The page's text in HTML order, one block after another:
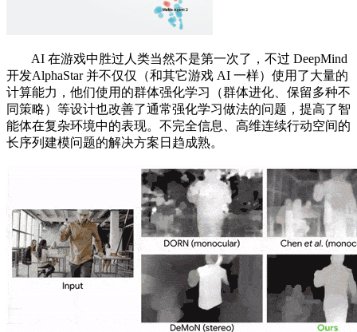
AI 在游戏中胜过人类当然不是第一次了，不过 DeepMind
开发AlphaStar 并不仅仅（和其它游戏 AI 一样）使用了大量的
计算能力，他们使用的群体强化学习（群体进化、保留多种不
同策略）等设计也改善了通常强化学习做法的问题，提高了智
能体在复杂环境中的表现。不完全信息、高维连续行动空间的
长序列建模问题的解决方案日趋成熟。